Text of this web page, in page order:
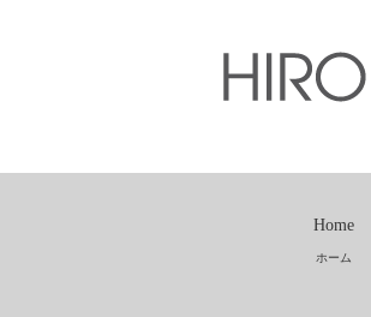
Home
ホーム